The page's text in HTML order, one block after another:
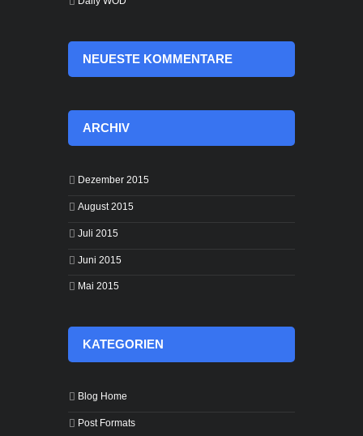
NEUESTE KOMMENTARE
ARCHIV
Dezember 2015
August 2015
Juli 2015
Juni 2015
Mai 2015
KATEGORIEN
Blog Home
Post Formats